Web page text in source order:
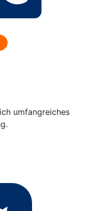
umfangreiches